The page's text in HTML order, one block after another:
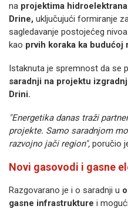
na projektima
Drine, uključujući formiranje
sagledavanje postojećeg
kao prvih koraka ka
Istaknuta je spremnost da se
saradnji na projektu
Drini.
"Energetika danas traži
projekte. Samo saradnjom
razvojno jači region", poručio
Novi gasovodi i gasne
Razgovarano je i o saradnji u
gasne infrastrukture i